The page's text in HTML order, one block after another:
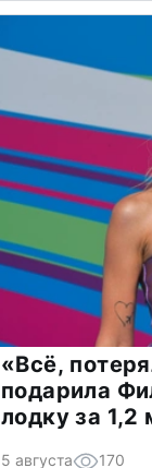
«Всё,
подарила
лодку за 1,2
5 августа 170